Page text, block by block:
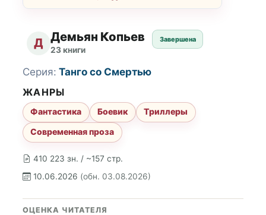
Д Демьян Копьев
23 книги
Завершена
410 223 зн. / ~157 стр.
10.06.2026 (обн. 03.08.2026)
Серия: Танго со Смертью
ЖАНРЫ
Фантастика Боевик
Триллеры
Современная проза
ОЦЕНКА ЧИТАТЕЛЯ